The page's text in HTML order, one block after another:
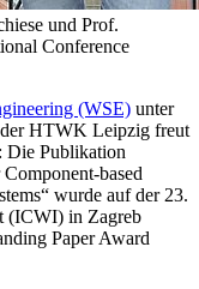
und Prof.
Conference
(WSE) unter
HTWK Leipzig freut
Die Publikation
based
wurde auf der 23.
(ICWI) in Zagreb
Paper Award